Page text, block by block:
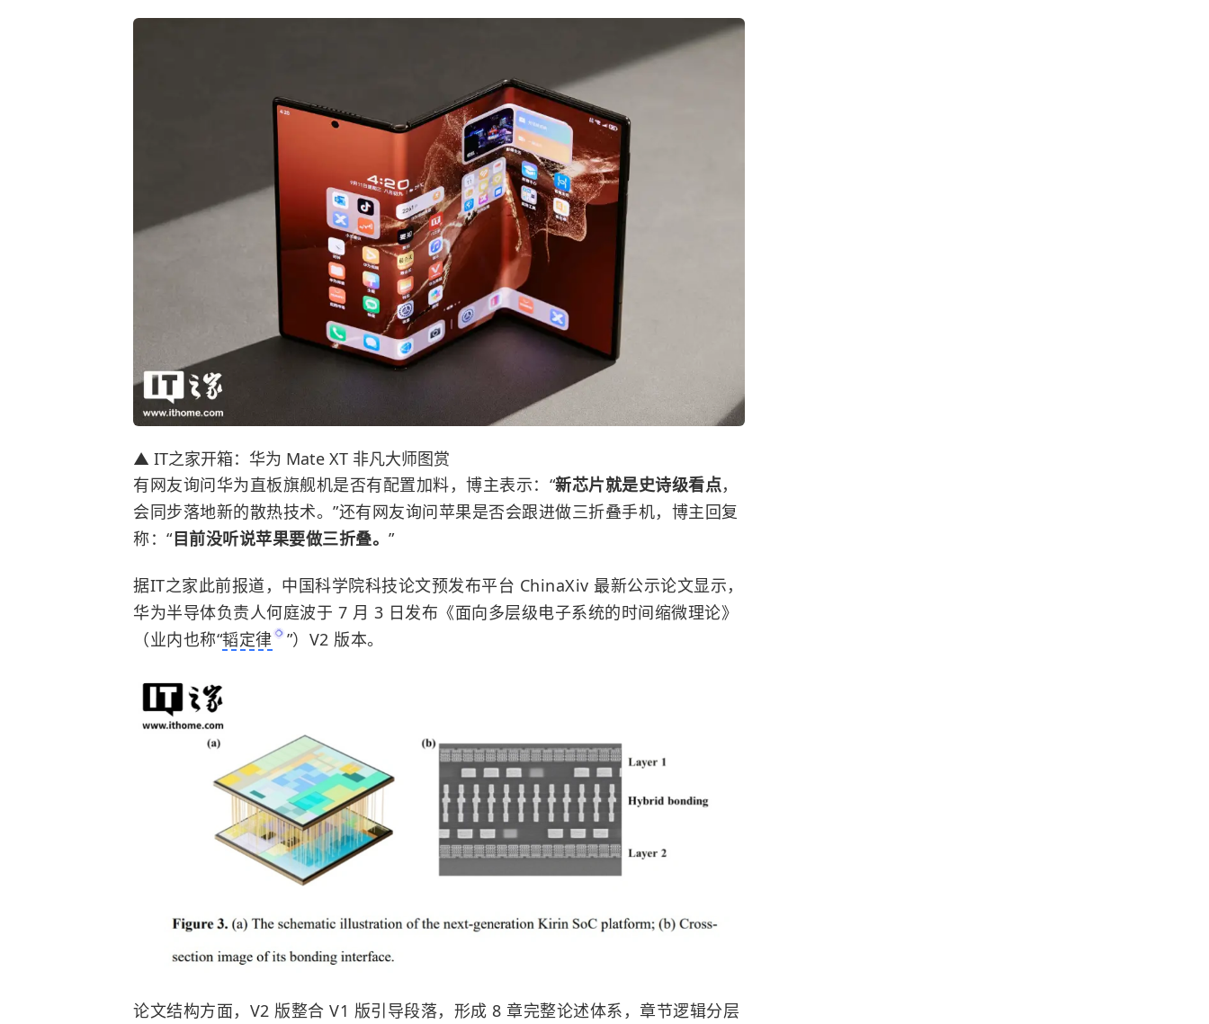
▲ IT之家开箱：华为 Mate XT 非凡大师图赏
有网友询问华为直板旗舰机是否有配置加料，博主表示：“新芯片就是史诗级看点，
会同步落地新的散热技术。”还有网友询问苹果是否会跟进做三折叠手机，博主回复
称：“目前没听说苹果要做三折叠。 ”
据IT之家此前报道， 中国科学院科技论文预发布平台 ChinaXiv 最新公示论文显示，
华为半导体负责人何庭波于 7 月 3 日发布《面向多层级电子系统的时间缩微理论》
（业内也称“韬定律 ”）V2 版本。
论文结构方面，V2 版整合 V1 版引导段落，形成 8 章完整论述体系，章节逻辑分层